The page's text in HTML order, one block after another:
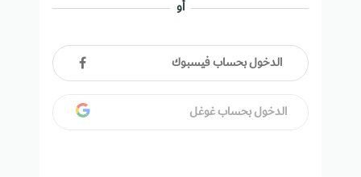
أو
الدخول بحساب فيسبوك
الدخول بحساب غوغل